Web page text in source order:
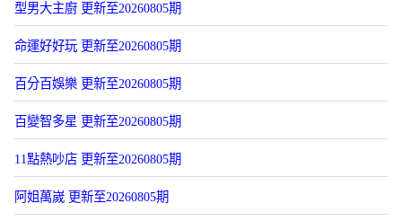
型男大主廚 更新至20260805期
命運好好玩 更新至20260805期
百分百娛樂 更新至20260805期
百變智多星 更新至20260805期
11點熱吵店 更新至20260805期
阿姐萬嵗 更新至20260805期